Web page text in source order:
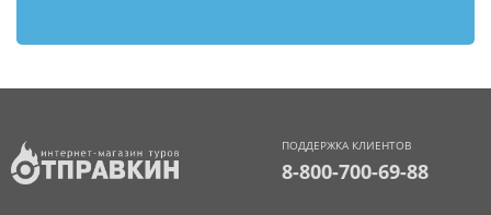
ПОДДЕРЖКА КЛИЕНТОВ
8-800-700-69-88